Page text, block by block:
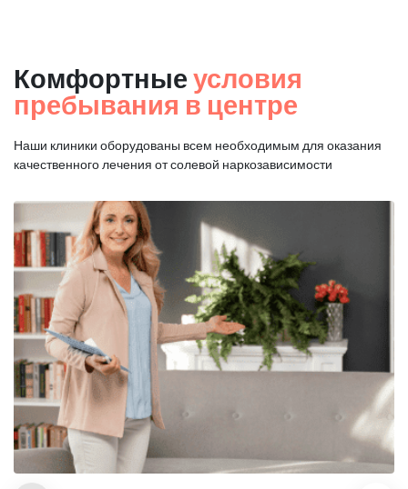
Комфортные условия
пребывания в центре
Наши клиники оборудованы всем необходимым для оказания
качественного лечения от солевой наркозависимости